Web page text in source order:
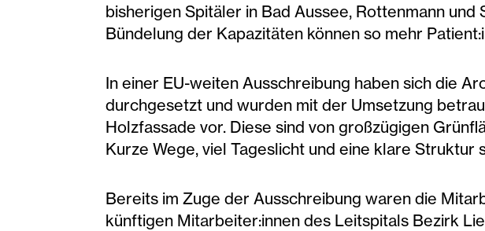
bisherigen Spitäler in Bad Aussee, Rottenmann
Bündelung der Kapazitäten können so mehr
In einer EU-weiten Ausschreibung haben sich die
durchgesetzt und wurden mit der Umsetzung
Holzfassade vor. Diese sind von großzügigen
Kurze Wege, viel Tageslicht und eine klare
Bereits im Zuge der Ausschreibung waren die
künftigen Mitarbeiter:innen des Leitspitals Bezirk